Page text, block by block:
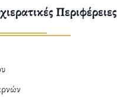
Περιφέρειες